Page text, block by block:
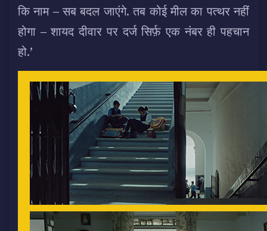
कि नाम – सब बदल जाएंगे. तब कोई मील का पत्थर नहीं
होगा – शायद दीवार पर दर्ज सिर्फ़ एक नंबर ही पहचान
हो.’